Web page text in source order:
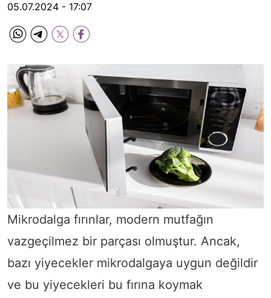
05.07.2024 - 17:07
Mikrodalga fırınlar, modern mutfağın
vazgeçilmez bir parçası olmuştur. Ancak,
bazı yiyecekler mikrodalgaya uygun değildir
ve bu yiyecekleri bu fırına koymak